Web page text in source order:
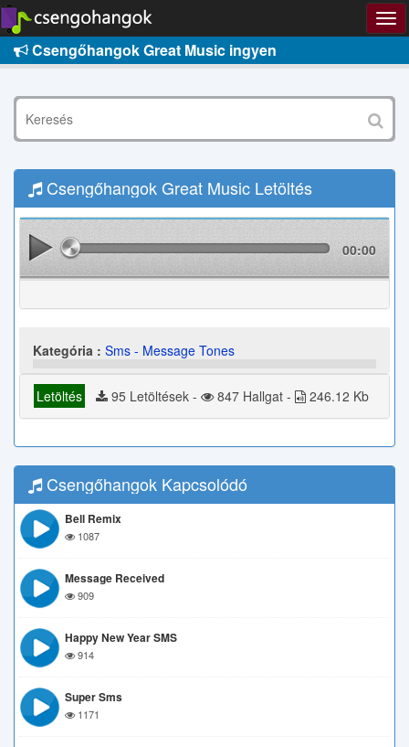
Csengőhangok Great Music ingyen
Csengőhangok Great Music Letöltés
00:00
Kategória : Sms - Message Tones
Letöltés 95 Letöltések - 847 Hallgat - 246.12 Kb
Csengőhangok Kapcsolódó
Bell Remix
1087
Message Received
909
Happy New Year SMS
914
Super Sms
1171